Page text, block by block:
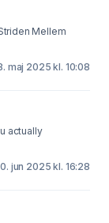
maj 2025 kl. 10:08
actually
jun 2025 kl. 16:28